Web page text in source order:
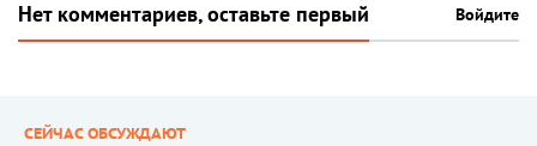
Нет комментариев, оставьте первый Войдите
СЕЙЧАС ОБСУЖДАЮТ